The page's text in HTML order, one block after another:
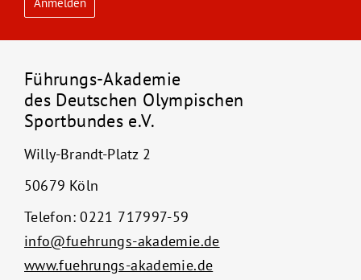
Führungs-Akademie
des Deutschen Olympischen
Sportbundes e.V.
Willy-Brandt-Platz 2
50679 Köln
Telefon: 0221 717997-59
info@fuehrungs-akademie.de
www.fuehrungs-akademie.de